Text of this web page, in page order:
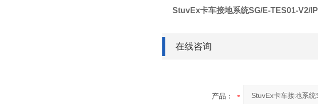
StuvEx卡车接地系统SG/E-TES01-V2/IP
在线咨询
产品：